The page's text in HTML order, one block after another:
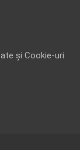
și Cookie-uri